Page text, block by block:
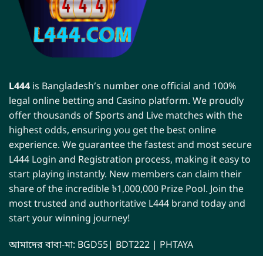
L444 is Bangladesh’s number one official and 100%
legal online betting and Casino platform. We proudly
offer thousands of Sports and Live matches with the
highest odds, ensuring you get the best online
experience. We guarantee the fastest and most secure
L444 Login and Registration process, making it easy to
start playing instantly. New members can claim their
share of the incredible ৳1,000,000 Prize Pool. Join the
most trusted and authoritative L444 brand today and
start your winning journey!
আমাদের বাবা-মা: BGD55 BDT222 PHTAYA